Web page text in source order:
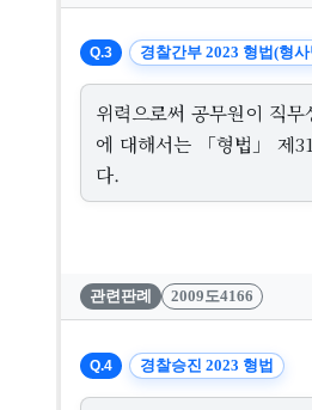
Q.3 경찰간부 2023 형법(형
위력으로써 공무원이 직
에 대해서는 「형법」 제
다.
관련판례 2009도4166
Q.4 경찰승진 2023 형법